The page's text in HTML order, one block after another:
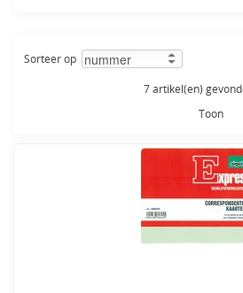
Sorteer op
7 artikel(en)
Toon